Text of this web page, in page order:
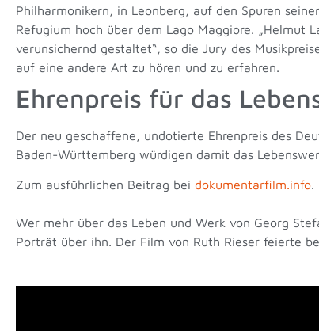
Philharmonikern, in Leonberg, auf den Spuren
Refugium hoch über dem Lago Maggiore. „Helmut
verunsichernd gestaltet“, so die Jury des
auf eine andere Art zu hören und zu erfahren.
Ehrenpreis für das
Der neu geschaffene, undotierte Ehrenpreis des
Baden-Württemberg würdigen damit das
Zum ausführlichen Beitrag bei dokumentarfilm.info.
Wer mehr über das Leben und Werk von Georg
Porträt über ihn. Der Film von Ruth Rieser feierte